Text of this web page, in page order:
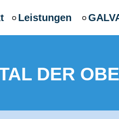
Leistungen
DER